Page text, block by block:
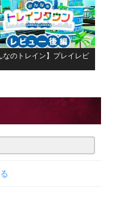
なのトレイン】プレイレビ